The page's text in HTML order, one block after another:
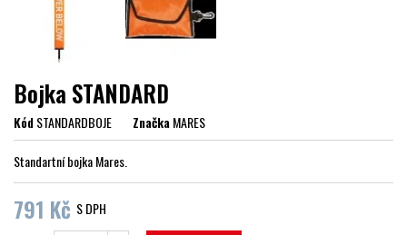
Bojka STANDARD
KódSTANDARDBOJE ZnačkaMARES
Standartní bojka Mares.
791 Kč S DPH